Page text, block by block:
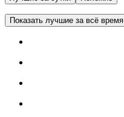
Показать лучшие за всё время